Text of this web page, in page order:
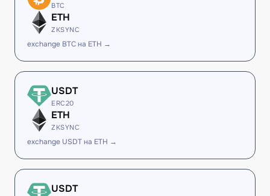
BTC
ETH
ZKSYNC
exchange BTC на ETH →
USDT
ERC20
ETH
ZKSYNC
exchange USDT на ETH →
USDT